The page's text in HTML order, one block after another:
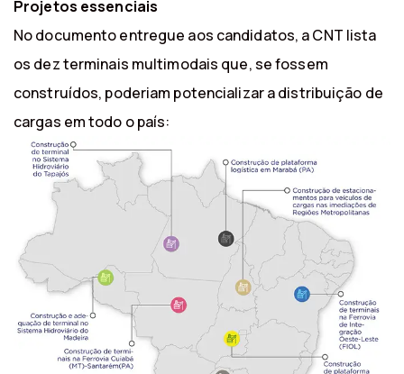
Projetos essenciais
No documento entregue aos candidatos, a CNT lista
os dez terminais multimodais que, se fossem
construídos, poderiam potencializar a distribuição de
cargas em todo o país: